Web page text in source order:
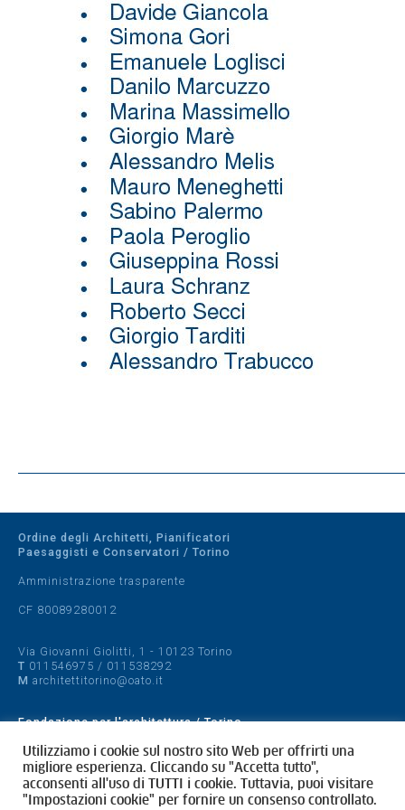
Ordine degli Architetti, Pianificatori
Paesaggisti e Conservatori / Torino
Amministrazione trasparente
CF 80089280012
Via Giovanni Giolitti, 1 - 10123 Torino
T 011546975 / 011538292
M architettitorino@oato.it
Fondazione per l'architettura / Torino
Designed by quattrolinee.it
Cookie Policy
Privacy Policy
Utilizziamo i cookie sul nostro sito Web per offrirti una
migliore esperienza. Cliccando su "Accetta tutto",
acconsenti all'uso di TUTTI i cookie. Tuttavia, puoi visitare
"Impostazioni cookie" per fornire un consenso controllato.